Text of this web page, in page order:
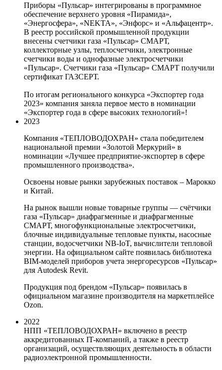
Приборы «Пульсар» интегрированы в программное
обеспечение верхнего уровня «Пирамида»,
«Энергосфера», «NEKTA», «Энфорс» и «Альфацентр».
В реестр российской промышленной продукции
внесены счетчики газа «Пульсар» СМАРТ,
коллекторные узлы, теплосчетчики, электронные
счетчики воды и однофазные электросчетчики
«Пульсар». Счетчики газа «Пульсар» СМАРТ получили
сертификат ГАЗСЕРТ.
По итогам регионального конкурса «Экспортер года
2023» компания заняла первое место в номинации
«Экспортер года в сфере высоких технологий»!
2023
Компания «ТЕПЛОВОДОХРАН» стала победителем
национальной премии «Золотой Меркурий» в
номинации «Лучшее предприятие-экспортер в сфере
промышленного производства».
Освоены новые рынки зарубежных поставок – Марокко
и Китай.
На рынок вышли новые товарные группы — счётчики
газа «Пульсар» диафрагменные и диафрагменные
СМАРТ, многофункциональные электросчетчики,
блочные индивидуальные тепловые пункты, насосные
станции, водосчетчики NB-IoT, вычислители тепловой
энергии. На официальном сайте появилась библиотека
BIM-моделей приборов учета энергоресурсов «Пульсар»
для Autodesk Revit.
Продукция под брендом «Пульсар» появилась в
официальном магазине производителя на маркетплейсе
Ozon.
2022
НПП «ТЕПЛОВОДОХРАН» включено в реестр
аккредитованных IT-компаний, а также в реестр
организаций, осуществляющих деятельность в области
радиоэлектронной промышленности.